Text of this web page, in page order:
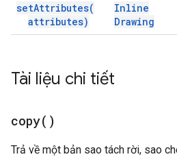
setAttributes(
attributes)
Inline
Drawing
Tài liệu chi tiết
copy( )
Trả về một bản sao tách rời, sao